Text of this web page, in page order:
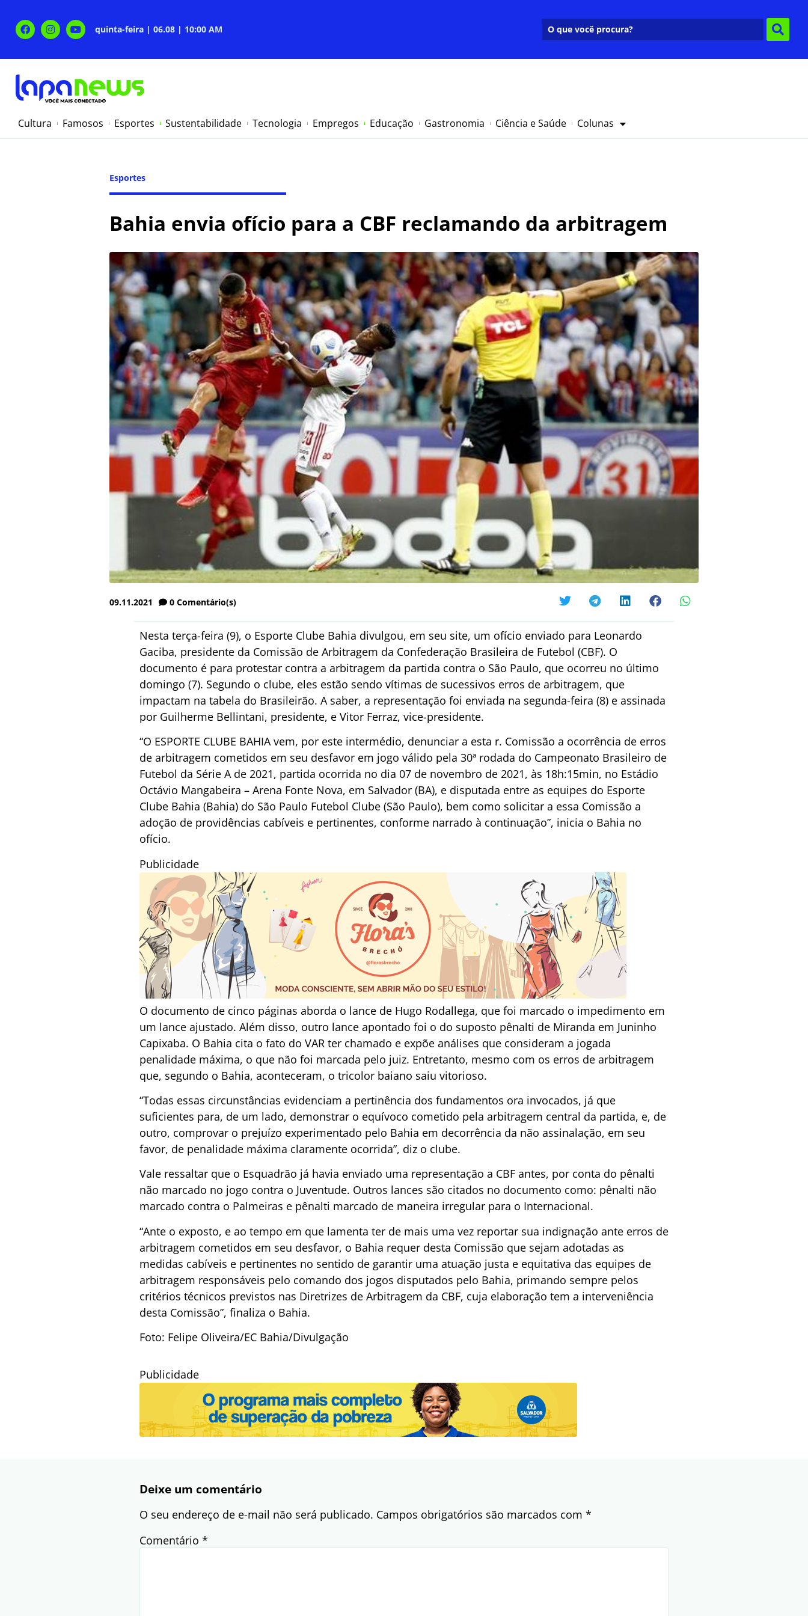
quinta-feira | 06.08 | 10:00 AM
Cultura Famosos Esportes Sustentabilidade Tecnologia Empregos Educação Gastronomia Ciência e Saúde Colunas
Esportes
Bahia envia ofício para a CBF reclamando da arbitragem
09.11.2021 0 Comentário(s)
Nesta terça-feira (9), o Esporte Clube Bahia divulgou, em seu site, um ofício enviado para Leonardo
Gaciba, presidente da Comissão de Arbitragem da Confederação Brasileira de Futebol (CBF). O
documento é para protestar contra a arbitragem da partida contra o São Paulo, que ocorreu no último
domingo (7). Segundo o clube, eles estão sendo vítimas de sucessivos erros de arbitragem, que
impactam na tabela do Brasileirão. A saber, a representação foi enviada na segunda-feira (8) e assinada
por Guilherme Bellintani, presidente, e Vitor Ferraz, vice-presidente.
“O ESPORTE CLUBE BAHIA vem, por este intermédio, denunciar a esta r. Comissão a ocorrência de erros
de arbitragem cometidos em seu desfavor em jogo válido pela 30ª rodada do Campeonato Brasileiro de
Futebol da Série A de 2021, partida ocorrida no dia 07 de novembro de 2021, às 18h:15min, no Estádio
Octávio Mangabeira – Arena Fonte Nova, em Salvador (BA), e disputada entre as equipes do Esporte
Clube Bahia (Bahia) do São Paulo Futebol Clube (São Paulo), bem como solicitar a essa Comissão a
adoção de providências cabíveis e pertinentes, conforme narrado à continuação”, inicia o Bahia no
ofício.
Publicidade
O documento de cinco páginas aborda o lance de Hugo Rodallega, que foi marcado o impedimento em
um lance ajustado. Além disso, outro lance apontado foi o do suposto pênalti de Miranda em Juninho
Capixaba. O Bahia cita o fato do VAR ter chamado e expõe análises que consideram a jogada
penalidade máxima, o que não foi marcada pelo juiz. Entretanto, mesmo com os erros de arbitragem
que, segundo o Bahia, aconteceram, o tricolor baiano saiu vitorioso.
“Todas essas circunstâncias evidenciam a pertinência dos fundamentos ora invocados, já que
suficientes para, de um lado, demonstrar o equívoco cometido pela arbitragem central da partida, e, de
outro, comprovar o prejuízo experimentado pelo Bahia em decorrência da não assinalação, em seu
favor, de penalidade máxima claramente ocorrida”, diz o clube.
Vale ressaltar que o Esquadrão já havia enviado uma representação a CBF antes, por conta do pênalti
não marcado no jogo contra o Juventude. Outros lances são citados no documento como: pênalti não
marcado contra o Palmeiras e pênalti marcado de maneira irregular para o Internacional.
“Ante o exposto, e ao tempo em que lamenta ter de mais uma vez reportar sua indignação ante erros de
arbitragem cometidos em seu desfavor, o Bahia requer desta Comissão que sejam adotadas as
medidas cabíveis e pertinentes no sentido de garantir uma atuação justa e equitativa das equipes de
arbitragem responsáveis pelo comando dos jogos disputados pelo Bahia, primando sempre pelos
critérios técnicos previstos nas Diretrizes de Arbitragem da CBF, cuja elaboração tem a interveniência
desta Comissão”, finaliza o Bahia.
Foto: Felipe Oliveira/EC Bahia/Divulgação
Publicidade
Deixe um comentário
O seu endereço de e-mail não será publicado. Campos obrigatórios são marcados com *
Comentário *